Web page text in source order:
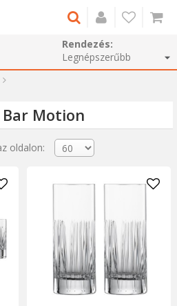
Rendezés:
Bar Motion
oldalon: